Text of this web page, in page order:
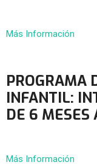
Más Información
PROGRAMA
INFANTIL:
DE 6 MESES
Más Información